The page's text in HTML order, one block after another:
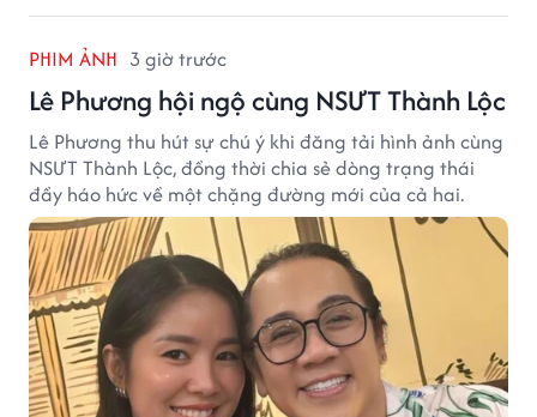
PHIM ẢNH 3 giờ trước
Lê Phương hội ngộ cùng NSƯT Thành Lộc
Lê Phương thu hút sự chú ý khi đăng tải hình ảnh cùng
NSƯT Thành Lộc, đồng thời chia sẻ dòng trạng thái
đầy háo hức về một chặng đường mới của cả hai.